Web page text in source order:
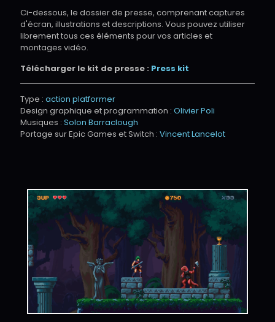
Ci-dessous, le dossier de presse, comprenant captures
d'écran, illustrations et descriptions. Vous pouvez utiliser
librement tous ces éléments pour vos articles et
montages vidéo.
Télécharger le kit de presse : Press kit
Type : action platformer
Design graphique et programmation : Olivier Poli
Musiques : Solon Barraclough
Portage sur Epic Games et Switch : Vincent Lancelot